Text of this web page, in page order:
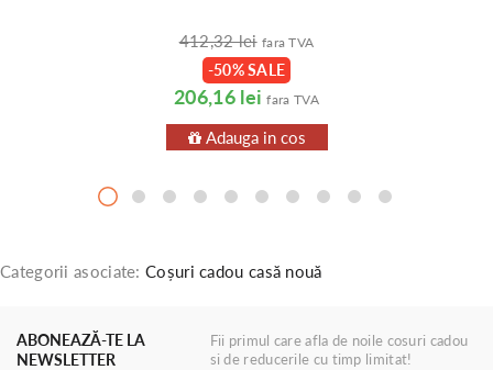
412,32 lei fara TVA
-50% SALE
206,16 lei fara TVA
Adauga in cos
Categorii asociate:Coșuri cadou casă nouă
ABONEAZĂ-TE LA
NEWSLETTER
Fii primul care afla de noile cosuri cadou
si de reducerile cu timp limitat!